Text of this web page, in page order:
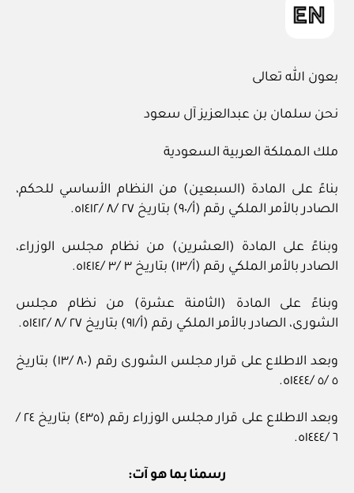
بعون الله تعالى
نحن سلمان بن عبدالعزيز آل سعود
ملك المملكة العربية السعودية
بناءً على المادة (السبعين) من النظام الأساسي للحكم،
الصادر بالأمر الملكي رقم (أ/٩٠) بتاريخ ٢٧ /٨ /١٤١٢ه.
وبناءً على المادة (العشرين) من نظام مجلس الوزراء،
الصادر بالأمر الملكي رقم (أ/١٣) بتاريخ ٣ /٣ /١٤١٤ه.
وبناءً على المادة (الثامنة عشرة) من نظام مجلس
الشورى، الصادر بالأمر الملكي رقم (أ/٩١) بتاريخ ٢٧ /٨ /١٤١٢ه.
وبعد الاطلاع على قرار مجلس الشورى رقم (٨٠ /١٣) بتاريخ
٥ /٥ /١٤٤٤ه.
وبعد الاطلاع على قرار مجلس الوزراء رقم (٤٣٥) بتاريخ ٢٤ /
٦ /١٤٤٤ه.
رسمنا بما هو آت: